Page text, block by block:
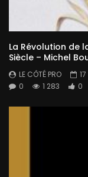
La Révolution de
Siècle – Michel
LE CÔTÉ PRO
0
1 283 0